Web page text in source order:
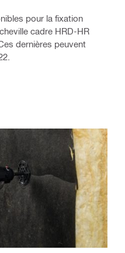
pour la fixation
cadre HRD-HR
dernières peuvent